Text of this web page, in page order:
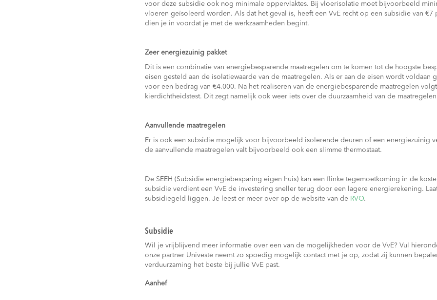
voor deze subsidie ook nog minimale oppervlaktes. Bij vloerisolatie moet bijvoorbeeld
vloeren geïsoleerd worden. Als dat het geval is, heeft een VvE recht op een subsidie van €7
dien je in voordat je met de werkzaamheden begint.
Zeer energiezuinig pakket
Dit is een combinatie van energiebesparende maatregelen om te komen tot de hoogste
eisen gesteld aan de isolatiewaarde van de maatregelen. Als er aan de eisen wordt voldaan
voor een bedrag van €4.000. Na het realiseren van de energiebesparende maatregelen
kierdichtheidstest. Dit zegt namelijk ook weer iets over de duurzaamheid van de
Aanvullende maatregelen
Er is ook een subsidie mogelijk voor bijvoorbeeld isolerende deuren of een energiezuinig
de aanvullende maatregelen valt bijvoorbeeld ook een slimme thermostaat.
De SEEH (Subsidie energiebesparing eigen huis) kan een flinke tegemoetkoming in de
subsidie verdient een VvE de investering sneller terug door een lagere energierekening.
subsidiegeld liggen. Je leest er meer over op de website van de RVO.
Subsidie
Wil je vrijblijvend meer informatie over een van de mogelijkheden voor de VvE? Vul
onze partner Univeste neemt zo spoedig mogelijk contact met je op, zodat zij kunnen
verduurzaming het beste bij jullie VvE past.
Aanhef